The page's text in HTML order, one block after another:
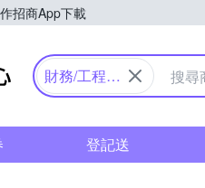
招商App下載
Yahoo購物中心
財務/工程/
登記送